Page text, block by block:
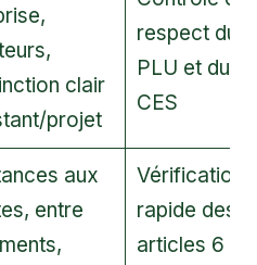
clair
projet
respect du
PLU et du
CES
aux
entre
Vérification
rapide des
articles 6 et